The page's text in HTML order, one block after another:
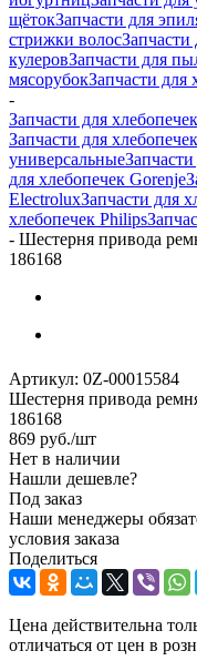
щётокЗапчасти для
стрижки волосЗапчасти
кулеровЗапчасти для
мясорубокЗапчасти для
-
Запчасти для
Запчасти для
универсальные
для хлебопечек Gorenje
ElectroluxЗапчасти для
хлебопечек Philips
- Шестерня привода
186168
Артикул: 0Z-00015584
Шестерня привода
186168
869 руб./шт
Нет в наличии
Нашли дешевле?
Под заказ
Наши менеджеры
условия заказа
Поделиться
Цена действительна
отличаться от цен в